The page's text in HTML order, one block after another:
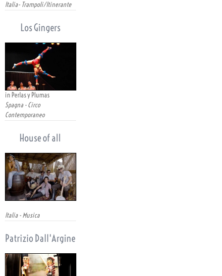
Italia- Trampoli/Itinerante
Los Gingers
in Perlas y Plumas
Spagna - Circo
Contemporaneo
House of all
Italia - Musica
Patrizio Dall'Argine